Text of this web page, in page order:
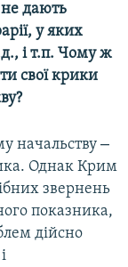
дають
у яких
і т.п. Чому ж
свої крики
начальству –
Однак Крим
звернень
показника,
дійсно